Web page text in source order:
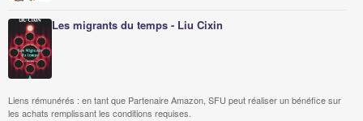
Les migrants du temps - Liu Cixin
Liens rémunérés : en tant que Partenaire Amazon, SFU peut réaliser un bénéfice sur
les achats remplissant les conditions requises.